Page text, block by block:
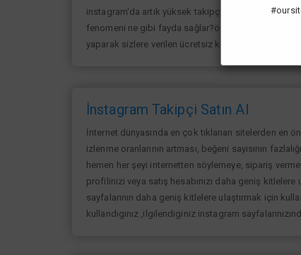
instagram'da artık yüksek takipçi kasmak eskisi
fenomeni ne gibi fayda sağlar?öncelikle bir çok
yaparak sizlere verilen ücretsiz kredilerden her gün
İnstagram Takipçi Satın Al
İnternet dünyasında en çok tıklanan sitelerden en
izlenme oranlarının artması, beğeni sayısının
hemen her şeyi internetten söylemeye, sipariş
profilinizi veya satış hesabınızı daha geniş kitlelere
sayfalarının daha geniş kitlelere ulaştırmak için
kullandıgınız ,ilgilendiginiz instagram